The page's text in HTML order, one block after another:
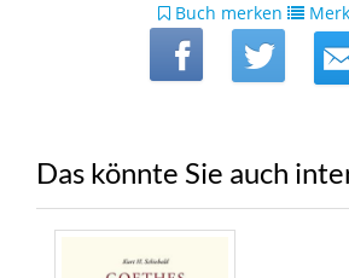
Buch merken
Das könnte Sie auch